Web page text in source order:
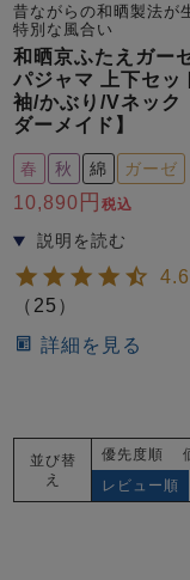
昔ながらの和晒製法が
特別な風合い
和晒京ふたえガー
パジャマ 上下セッ
袖/かぶり/Vネック
ダーメイド】
春 秋 綿 ガーゼ
10,890 税込
（ 25 ）
詳細を見る
並び替
え
優先度順
レビュー順